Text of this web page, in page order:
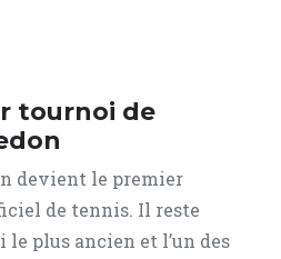
tournoi de
devient le premier
de tennis. Il reste
le plus ancien et l’un des